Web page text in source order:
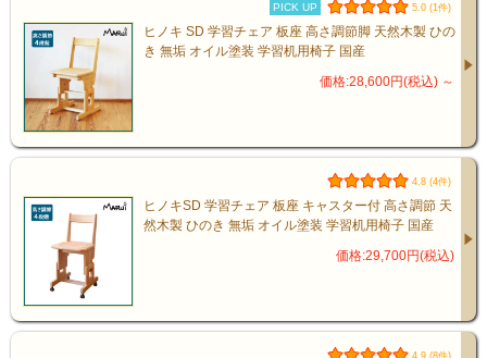
PICK UP 5.0 (1件)
ヒノキ SD 学習チェア 板座 高さ調節脚 天然木製 ひの
き 無垢 オイル塗装 学習机用椅子 国産
価格:28,600円(税込) ～
4.8 (4件)
ヒノキSD 学習チェア 板座 キャスター付 高さ調節 天
然木製 ひのき 無垢 オイル塗装 学習机用椅子 国産
価格:29,700円(税込)